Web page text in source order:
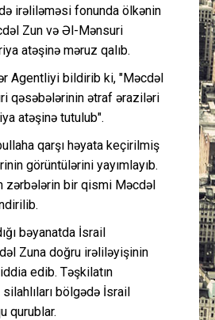
Peşə etikası
Əlaqə
irəliləməsi fonunda ölkənin
Zun və Əl-Mənsuri
atəşinə məruz qalıb.
Agentliyi bildirib ki, "Məcdəl
qəsəbələrinin ətraf əraziləri
atəşinə tutulub".
qarşı həyata keçirilmiş
görüntülərini yayımlayıb.
zərbələrin bir qismi Məcdəl
bəyanatda İsrail
Zuna doğru irəliləyişinin
iddia edib. Təşkilatın
silahlıları bölgədə İsrail
qurublar.